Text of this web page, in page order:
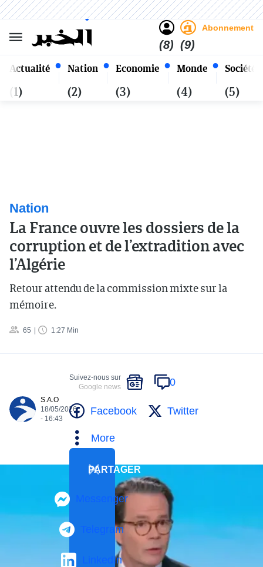
Actualité
(1)
Nation
(2)
Economie
(3)
Monde
(4)
Société
(5)
(8)
Abonnement
(9)
Lundi 26 Safar 1448 - 10
Août 2026
Alger
Nation
La France ouvre les dossiers de la
corruption et de l’extradition avec
l’Algérie
Retour attendu de la commission mixte sur la
mémoire.
65 1:27 Min
S.A.O
18/05/2026
- 16:43
Suivez-nous sur
Google news
0
Facebook Twitter
More
PARTAGER
Messenger
Telegram
LinkedIn